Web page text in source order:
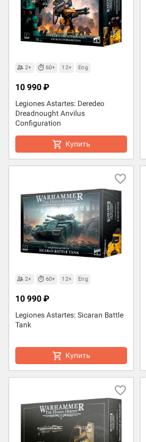
2+ 60+ 12+ Eng
Legiones Astartes: Deredeo
Dreadnought Anvilus
Configuration
10 990 ₽
Купить
2+ 60+ 12+ Eng
Legiones Astartes: Sicaran Battle
Tank
10 990 ₽
Купить